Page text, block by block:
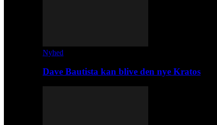
Nyhed
Dave Bautista kan blive den nye Kratos